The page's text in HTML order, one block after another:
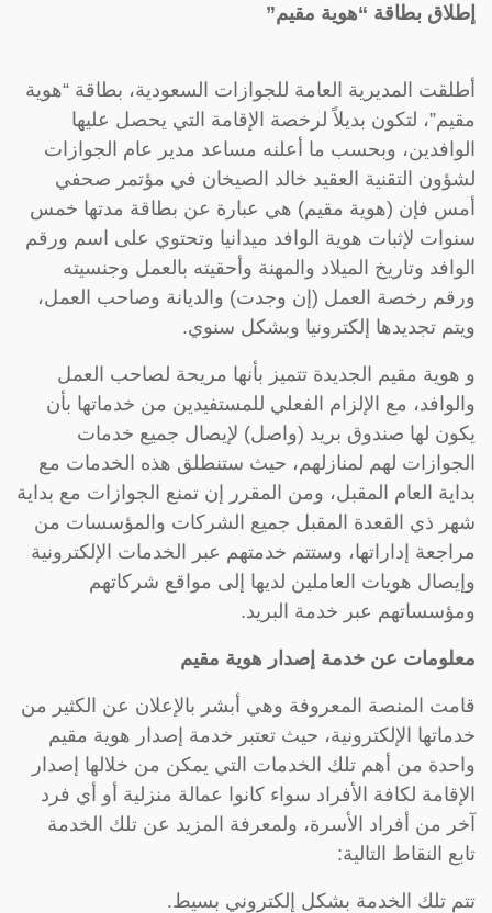
إطلاق بطاقة “هوية مقيم”
أطلقت المديرية العامة للجوازات السعودية، بطاقة “هوية
مقيم”، لتكون بديلاً لرخصة الإقامة التي يحصل عليها
الوافدين، وبحسب ما أعلنه مساعد مدير عام الجوازات
لشؤون التقنية العقيد خالد الصيخان في مؤتمر صحفي
أمس فإن (هوية مقيم) هي عبارة عن بطاقة مدتها خمس
سنوات لإثبات هوية الوافد ميدانيا وتحتوي على اسم ورقم
الوافد وتاريخ الميلاد والمهنة وأحقيته بالعمل وجنسيته
ورقم رخصة العمل (إن وجدت) والديانة وصاحب العمل،
ويتم تجديدها إلكترونيا وبشكل سنوي.
و هوية مقيم الجديدة تتميز بأنها مريحة لصاحب العمل
والوافد، مع الإلزام الفعلي للمستفيدين من خدماتها بأن
يكون لها صندوق بريد (واصل) لإيصال جميع خدمات
الجوازات لهم لمنازلهم، حيث ستنطلق هذه الخدمات مع
بداية العام المقبل، ومن المقرر إن تمنع الجوازات مع بداية
شهر ذي القعدة المقبل جميع الشركات والمؤسسات من
مراجعة إداراتها، وستتم خدمتهم عبر الخدمات الإلكترونية
وإيصال هويات العاملين لديها إلى مواقع شركاتهم
ومؤسساتهم عبر خدمة البريد.
معلومات عن خدمة إصدار هوية مقيم
قامت المنصة المعروفة وهي أبشر بالإعلان عن الكثير من
خدماتها الإلكترونية، حيث تعتبر خدمة إصدار هوية مقيم
واحدة من أهم تلك الخدمات التي يمكن من خلالها إصدار
الإقامة لكافة الأفراد سواء كانوا عمالة منزلية أو أي فرد
آخر من أفراد الأسرة، ولمعرفة المزيد عن تلك الخدمة
تابع النقاط التالية:
تتم تلك الخدمة بشكل إلكتروني بسيط.